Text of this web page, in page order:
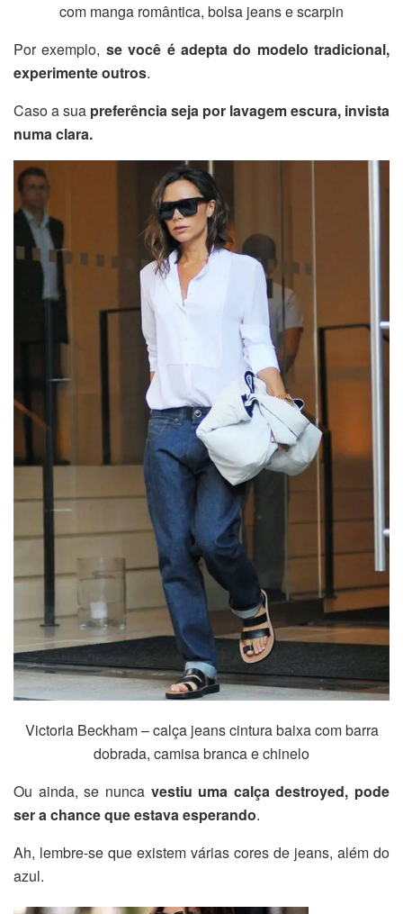
com manga romântica, bolsa jeans e scarpin
Por exemplo, se você é adepta do modelo tradicional,
experimente outros.
Caso a sua preferência seja por lavagem escura, invista
numa clara.
Victoria Beckham – calça jeans cintura baixa com barra
dobrada, camisa branca e chinelo
Ou ainda, se nunca vestiu uma calça destroyed, pode
ser a chance que estava esperando.
Ah, lembre-se que existem várias cores de jeans, além do
azul.